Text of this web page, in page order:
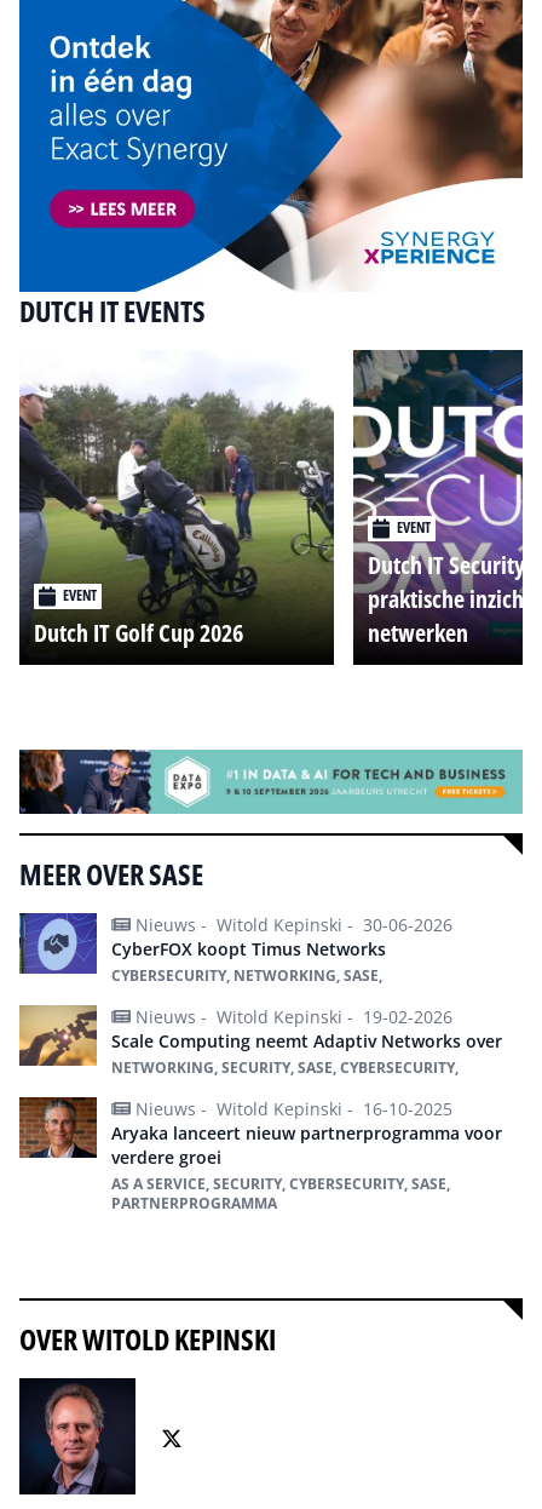
DUTCH IT EVENTS
EVENT
Dutch IT Golf Cup 2026
EVENT
Dutch IT Security
praktische
netwerken
MEER OVER SASE
Nieuws - Witold Kepinski - 30-06-2026
CyberFOX koopt Timus Networks
CYBERSECURITY, NETWORKING, SASE,
Nieuws - Witold Kepinski - 19-02-2026
Scale Computing neemt Adaptiv Networks over
NETWORKING, SECURITY, SASE, CYBERSECURITY,
Nieuws - Witold Kepinski - 16-10-2025
Aryaka lanceert nieuw partnerprogramma voor
verdere groei
AS A SERVICE, SECURITY, CYBERSECURITY, SASE,
PARTNERPROGRAMMA
OVER WITOLD KEPINSKI